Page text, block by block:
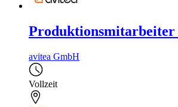
Produktionsmitarbeiter
avitea GmbH
Vollzeit